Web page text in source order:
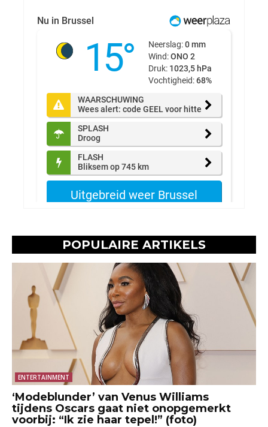
POPULAIRE ARTIKELS
ENTERTAINMENT
‘Modeblunder’ van Venus Williams
tijdens Oscars gaat niet onopgemerkt
voorbij: “Ik zie haar tepel!” (foto)